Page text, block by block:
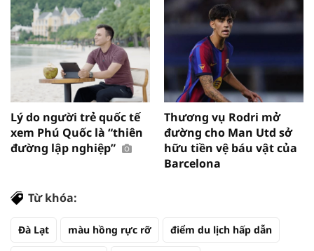
Lý do người trẻ quốc tế
xem Phú Quốc là “thiên
đường lập nghiệp”
Thương vụ Rodri mở
đường cho Man Utd sở
hữu tiền vệ báu vật của
Barcelona
Từ khóa:
Đà Lạt màu hồng rực rỡ điểm du lịch hấp dẫn